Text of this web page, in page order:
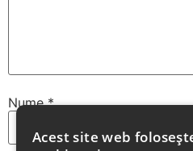
Nume*
Acest site web